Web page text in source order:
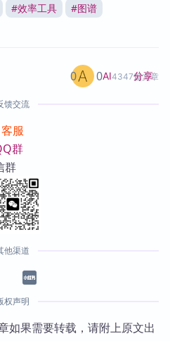
#效率工具 #图谱
AI4347篇文章
0 0 分享
馈交流
服
群
群
他渠道
权声明
如果需要转载，请附上原文出